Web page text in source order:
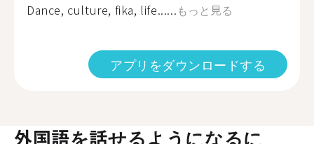
Dance, culture, fika, life......もっと見る
アプリをダウンロードする
外国語を話せるようになるに